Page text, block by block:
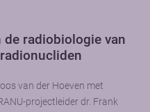
de radiobiologie van
van der Hoeven met
projectleider dr. Frank